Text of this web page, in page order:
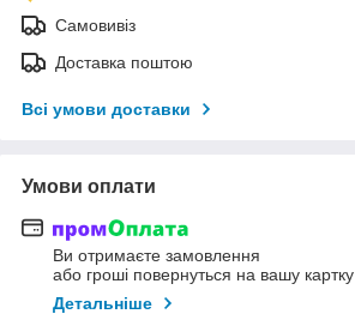
Самовивіз
Доставка поштою
Всі умови доставки
Умови оплати
Ви отримаєте замовлення
або гроші повернуться на вашу картку
Детальніше